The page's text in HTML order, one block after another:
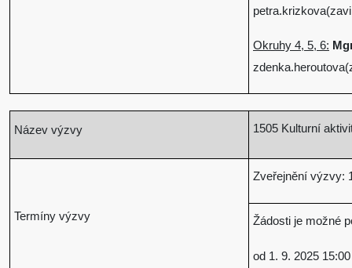
Okruhy 4, 5, 6:
Název výzvy 1505 Kulturní
Termíny výzvy
Zveřejnění výzvy:
Žádosti je možné
od 1. 9. 2025